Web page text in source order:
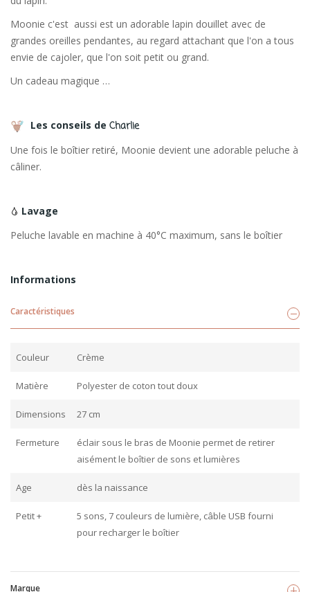
Moonie c'est aussi est un adorable lapin douillet avec de
grandes oreilles pendantes, au regard attachant que l'on a tous
envie de cajoler, que l'on soit petit ou grand.
Un cadeau magique …
Les conseils de Charlie
Une fois le boîtier retiré, Moonie devient une adorable peluche à
câliner.
Lavage
Peluche lavable en machine à 40°C maximum, sans le boîtier
Informations
Caractéristiques
Couleur Crème
Matière Polyester de coton tout doux
Dimensions 27 cm
Fermeture
éclair sous le bras de Moonie permet de retirer
aisément le boîtier de sons et lumières
Age dès la naissance
Petit +
5 sons, 7 couleurs de lumière, câble USB fourni
pour recharger le boîtier
Marque